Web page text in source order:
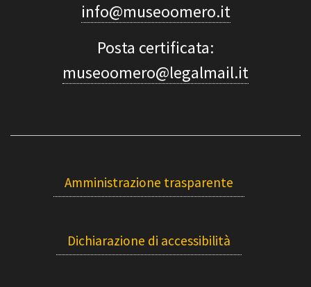
info@museoomero.it
Posta certificata:
museoomero@legalmail.it
Amministrazione trasparente
Dichiarazione di accessibilità